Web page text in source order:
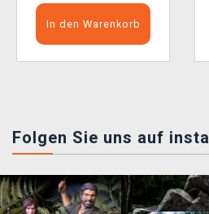
In den Warenkorb
Folgen Sie uns auf